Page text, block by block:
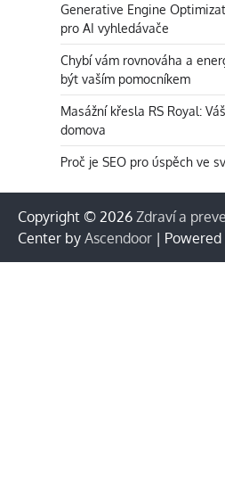
Generative Engine
pro AI vyhledávače
Chybí vám rovnováha a
být vaším pomocníkem
Masážní křesla RS Royal:
domova
Proč je SEO pro úspěch ve
Copyright © 2026 Zdraví a
Center by Ascendoor | Powered